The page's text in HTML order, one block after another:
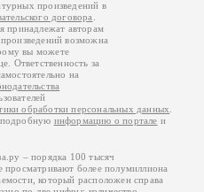
произведений в
договора
принадлежат авторам
произведений возможна
вы можете
Ответственность за
на
обработки персональных данных
информацию о портале и
– порядка 100 тысяч
более полумиллиона
который расположен справа